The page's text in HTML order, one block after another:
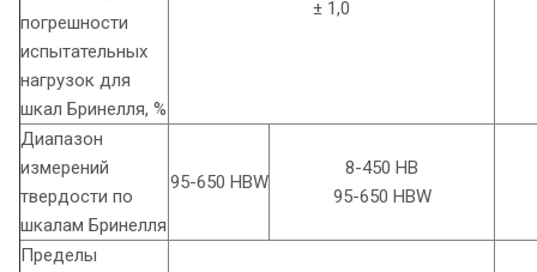
погрешности
испытательных
нагрузок для
шкал Бринелля, %
± 1,0
Диапазон
измерений
твердости по
шкалам Бринелля
95-650 HBW
8-450 HB
95-650 HBW
Пределы